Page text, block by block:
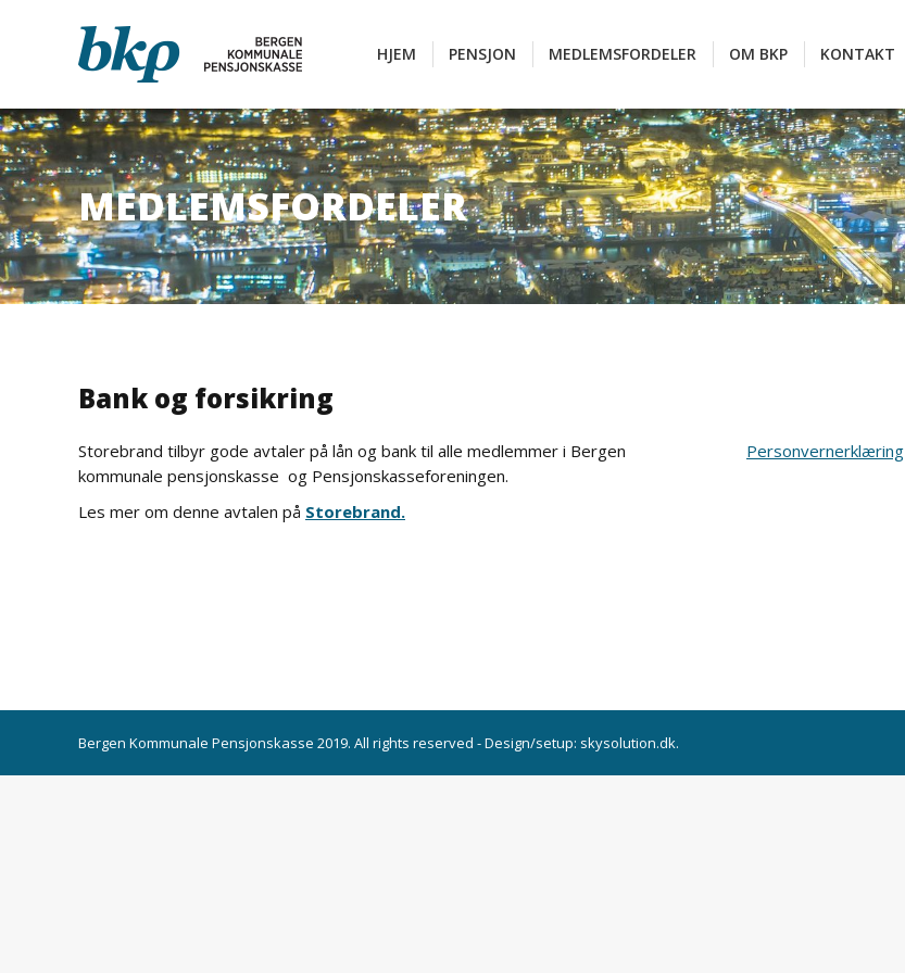
HJEM PENSJON MEDLEMSFORDELER OM BKP KONTAKT
MEDLEMSFORDELER
You are here:
Bank og forsikring
Storebrand tilbyr gode avtaler på lån og bank til alle medlemmer i Bergen
kommunale pensjonskasse og Pensjonskasseforeningen.
Les mer om denne avtalen på Storebrand.
Personvernerklæring
Bergen Kommunale Pensjonskasse 2019. All rights reserved - Design/setup: skysolution.dk.